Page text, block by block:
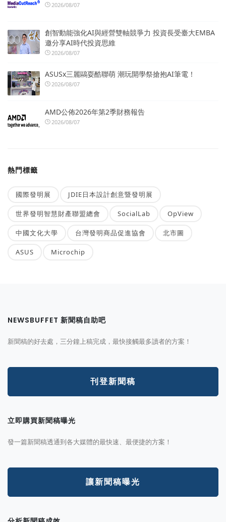
2026/08/07
創智動能強化AI與經營雙軸競爭力 投資長受臺大EMBA
邀分享AI時代投資思維
2026/08/07
ASUSx三麗鷗耍酷聯萌 潮玩開學祭搶抱AI筆電！
2026/08/07
AMD公佈2026年第2季財務報告
2026/08/07
熱門標籤
國際發明展 JDIE日本設計創意暨發明展
世界發明智慧財產聯盟總會 SocialLab OpView
中國文化大學 台灣發明商品促進協會 北市圖
ASUS Microchip
NEWSBUFFET 新聞稿自助吧
新聞稿的好去處，三分鐘上稿完成，最快接觸最多讀者的方案！
刊登新聞稿
立即購買新聞稿曝光
發一篇新聞稿透通到各大媒體的最快速、最便捷的方案！
讓新聞稿曝光